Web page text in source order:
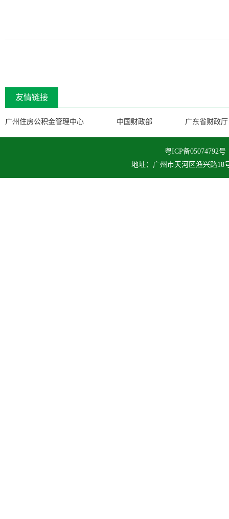
友情链接
广州住房公积金管理中心 中国财政部 广东省财政厅
粤ICP备05074792
地址：广州市天河区渔兴路